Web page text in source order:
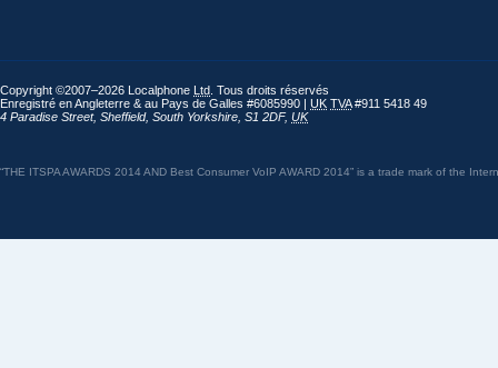
Copyright ©2007–2026 Localphone Ltd . Tous droits réservés
Enregistré en Angleterre & au Pays de Galles #6085990 | UK TVA#911 5418 49
4 Paradise Street, Sheffield, South Yorkshire S1 2DF, UK
“THE ITSPA AWARDS 2014 AND Best Consumer VoIP AWARD 2014” is a trade mark of the